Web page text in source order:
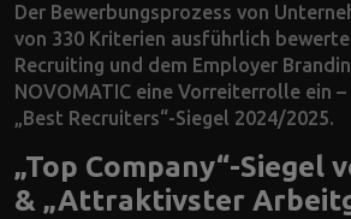
Der Bewerbungsprozess von
von 330 Kriterien ausführlich
Recruiting und dem Employer
NOVOMATIC eine Vorreiterrolle ein
„Best Recruiters“-Siegel 2024/2025.
„Top Company“-Siegel
& „Attraktivster